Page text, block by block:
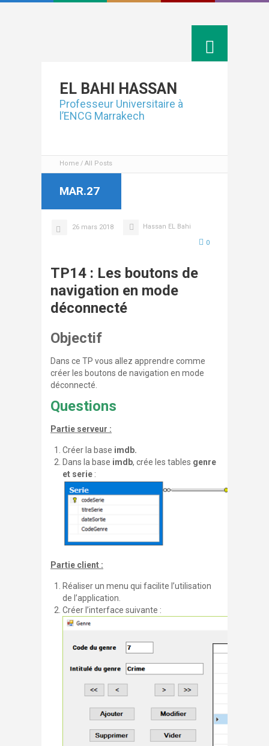
EL BAHI HASSAN
Professeur Universitaire à
l’ENCG Marrakech
Home All Posts
MAR.27
26 mars 2018 Hassan EL Bahi
0
TP14 : Les boutons de
navigation en mode
déconnecté
Objectif
Dans ce TP vous allez apprendre comme
créer les boutons de navigation en mode
déconnecté.
Questions
Partie serveur :
Créer la base imdb.
Dans la base imdb, crée les tables genre
et serie :
Partie client :
Réaliser un menu qui facilite l’utilisation
de l’application.
Créer l’interface suivante :